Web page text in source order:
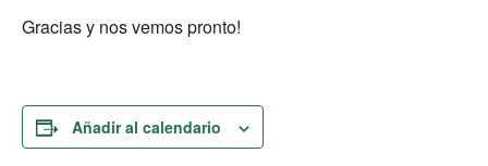
Gracias y nos vemos pronto!
Añadir al calendario